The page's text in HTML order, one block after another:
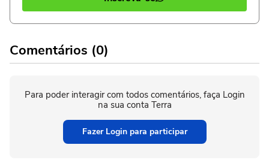
Comentários (0)
Para poder interagir com todos comentários, faça Login
na sua conta Terra
Fazer Login para participar